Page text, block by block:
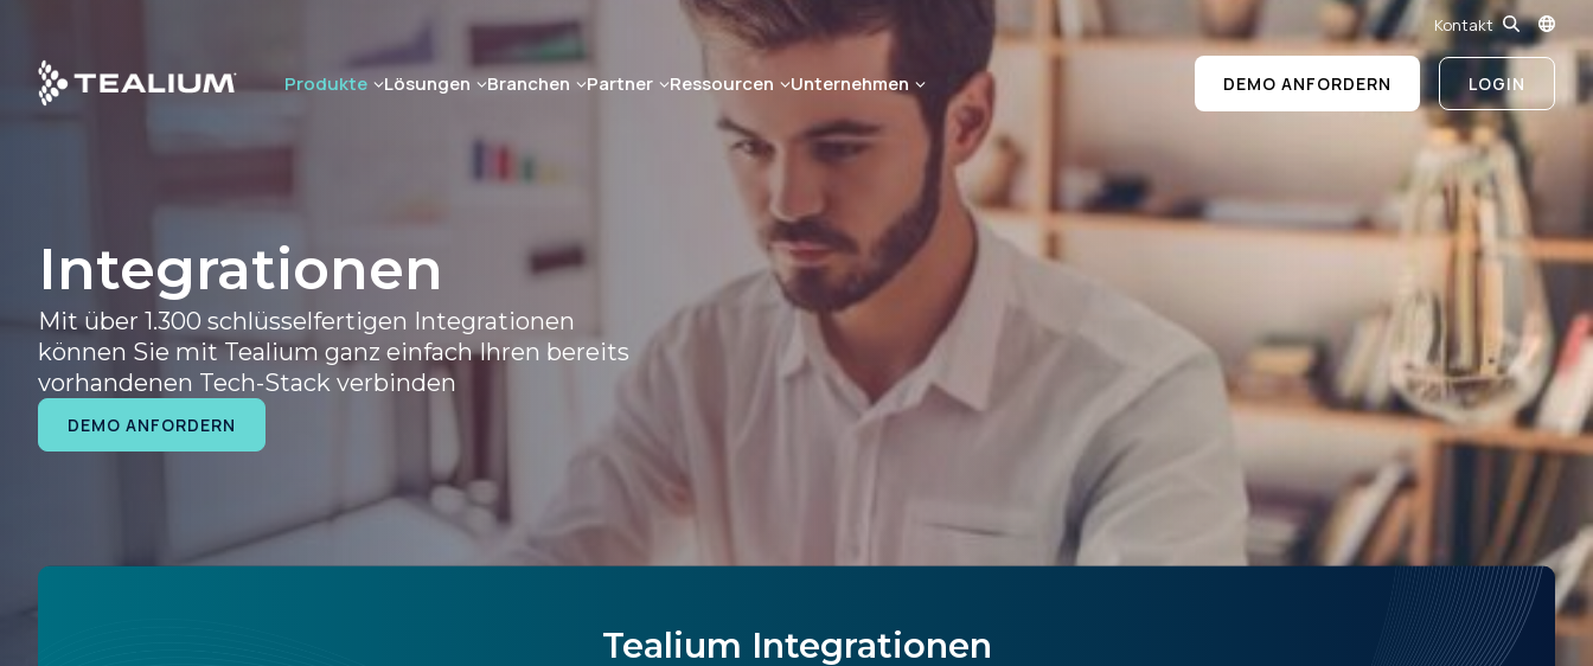
main
content
Kontakt
Produkte Lösungen Branchen Partner Ressourcen Unternehmen DEMO ANFORDERN LOGIN
Integrationen
Mit über 1.300 schlüsselfertigen Integrationen
können Sie mit Tealium ganz einfach Ihren bereits
vorhandenen Tech-Stack verbinden
DEMO ANFORDERN
Tealium Integrationen